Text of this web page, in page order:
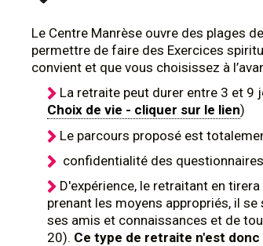
Le Centre Manrèse ouvre des plages
permettre de faire des Exercices
convient et que vous choisissez à
La retraite peut durer entre 3 et 9
Choix de vie - cliquer sur le lien)
Le parcours proposé est
confidentialité des questionnaires
D'expérience, le retraitant en
prenant les moyens appropriés, il
ses amis et connaissances et de
20). Ce type de retraite n'est